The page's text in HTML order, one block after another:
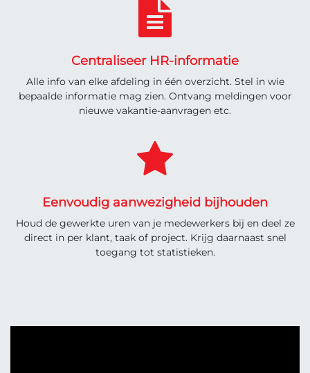
Centraliseer HR-informatie
Alle info van elke afdeling in één overzicht. Stel in wie
bepaalde informatie mag zien. Ontvang meldingen voor
nieuwe vakantie-aanvragen etc.
Eenvoudig aanwezigheid bijhouden
Houd de gewerkte uren van je medewerkers bij en deel ze
direct in per klant, taak of project. Krijg daarnaast snel
toegang tot statistieken.